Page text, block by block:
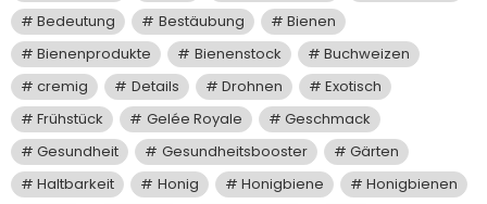
Bedeutung
Bestäubung
Bienen
Bienenprodukte
Bienenstock
Buchweizen
cremig
Details Drohnen
Exotisch
Frühstück
Gelée Royale
Geschmack
Gesundheit
Gesundheitsbooster
Gärten
Haltbarkeit
Honig Honigbiene
Honigbienen